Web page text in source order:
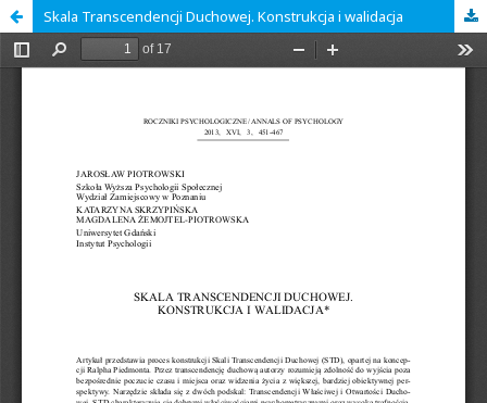
Skala Transcendencji Duchowej. Konstrukcja i walidacja